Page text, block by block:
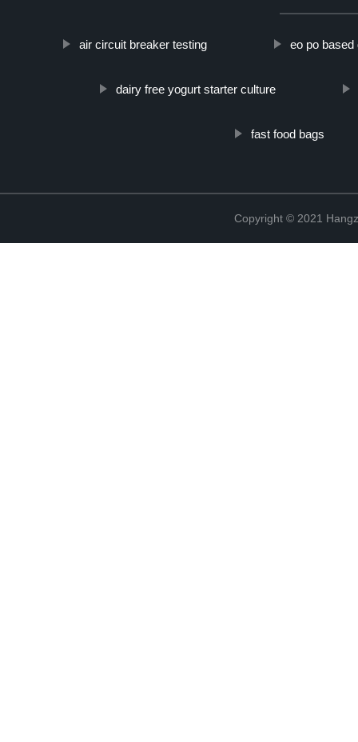
air circuit breaker testing eo po based
dairy free yogurt starter culture
fast food bags
Copyright © 2021